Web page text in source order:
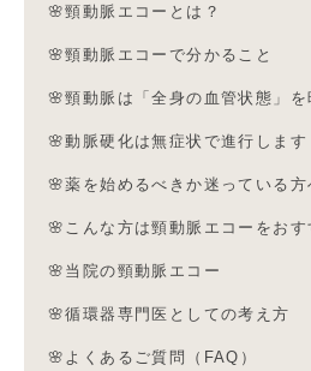
🌸頸動脈エコーとは？
🌸頸動脈エコーで分かること
🌸頸動脈は「全身の血管状態」を
🌸動脈硬化は無症状で進行します
🌸薬を始めるべきか迷っている方
🌸こんな方は頸動脈エコーをおす
🌸当院の頸動脈エコー
🌸循環器専門医としての考え方
🌸よくあるご質問（FAQ）